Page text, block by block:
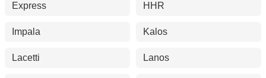
Express HHR
Impala Kalos
Lacetti Lanos